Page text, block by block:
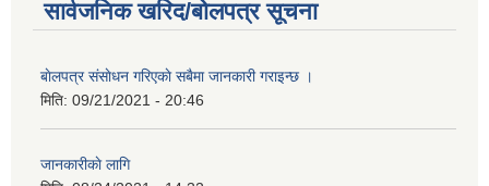
सार्वजनिक खरिद/बोलपत्र सूचना
बाेलपत्र संसाेधन गरिएकाे सबैमा जानकारी गराइन्छ ।
मिति: 09/21/2021 - 20:46
जानकारीकाे लागि